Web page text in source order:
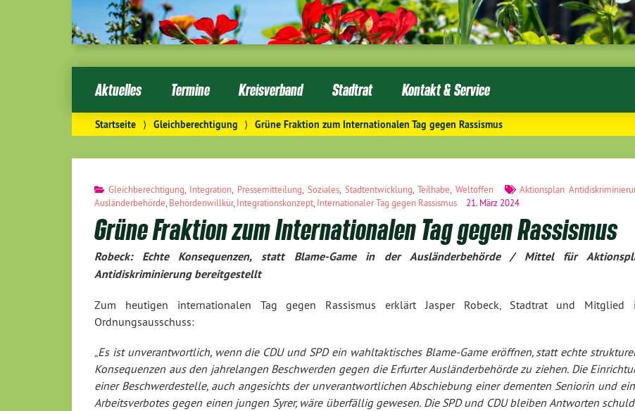
Aktuelles Termine Kreisverband Stadtrat Kontakt & Service
Startseite ⟩ Gleichberechtigung ⟩ Grüne Fraktion zum Internationalen Tag gegen Rassismus
Gleichberechtigung Integration Pressemitteilung Soziales, Stadtentwicklung ,Teilhabe ,Weltoffen Aktionsplan
Ausländerbehörde Behördenwillkür, Integrationskonzept Internationaler Tag gegen Rassismus 21. März 2024
Grüne Fraktion zum Internationalen Tag gegen Rassismus
Robeck: Echte Konsequenzen, statt Blame-Game in der Ausländerbehörde / Mittel für
Antidiskriminierung bereitgestellt
Zum heutigen internationalen Tag gegen Rassismus erklärt Jasper Robeck, Stadtrat und Mitglied
Ordnungsausschuss:
Es ist unverantwortlich, wenn die CDU und SPD ein wahltaktisches Blame-Game eröffnen, statt echte
Konsequenzen aus den jahrelangen Beschwerden gegen die Erfurter Ausländerbehörde zu ziehen. Die
einer Beschwerdestelle, auch angesichts der unverantwortlichen Abschiebung einer dementen Seniorin und
Arbeitsverbotes gegen einen jungen Syrer, wäre überfällig gewesen. Die SPD und CDU bleiben Antworten